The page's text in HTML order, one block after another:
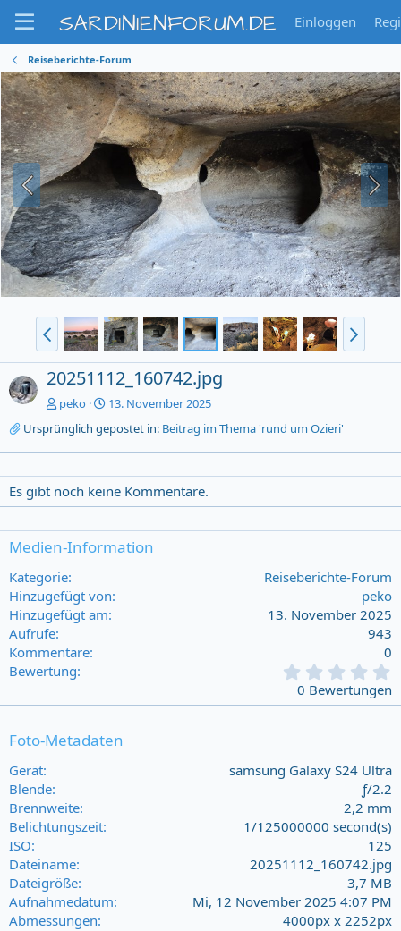
SARDINIENFORUM.DE Einloggen
Reiseberichte-Forum
20251112_160742.jpg
peko
13. November 2025
Ursprünglich gepostet in: Beitrag im Thema 'rund um Ozieri'
Es gibt noch keine Kommentare.
Medien-Information
Kategorie
Reiseberichte-Forum
Hinzugefügt von
peko
Hinzugefügt am
13. November 2025
Aufrufe
943
Kommentare
0
Bewertung
0
0
a
0 Bewertungen
Foto-Metadaten
Gerät
samsung Galaxy S24 Ultra
Blende
ƒ/2.2
Brennweite
2,2 mm
Belichtungszeit
1/125000000 second(s)
ISO
125
Dateiname
20251112_160742.jpg
Dateigröße
3,7 MB
Aufnahmedatum
Mi, 12 November 2025 4:07 PM
Abmessungen
4000px x 2252px